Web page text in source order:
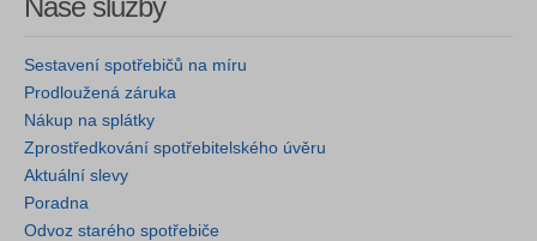
Naše služby
Sestavení spotřebičů na míru
Prodloužená záruka
Nákup na splátky
Zprostředkování spotřebitelského úvěru
Aktuální slevy
Poradna
Odvoz starého spotřebiče